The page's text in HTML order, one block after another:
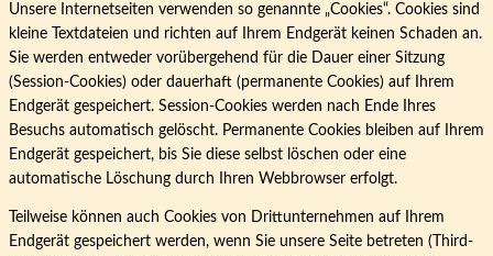
Unsere Internetseiten verwenden so genannte „Cookies“. Cookies sind
kleine Textdateien und richten auf Ihrem Endgerät keinen Schaden an.
Sie werden entweder vorübergehend für die Dauer einer Sitzung
(Session-Cookies) oder dauerhaft (permanente Cookies) auf Ihrem
Endgerät gespeichert. Session-Cookies werden nach Ende Ihres
Besuchs automatisch gelöscht. Permanente Cookies bleiben auf Ihrem
Endgerät gespeichert, bis Sie diese selbst löschen oder eine
automatische Löschung durch Ihren Webbrowser erfolgt.
Teilweise können auch Cookies von Drittunternehmen auf Ihrem
Endgerät gespeichert werden, wenn Sie unsere Seite betreten (Third-